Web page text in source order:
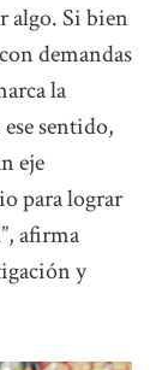
algo. Si bien
demandas
la
sentido,
eje
para lograr
afirma
y